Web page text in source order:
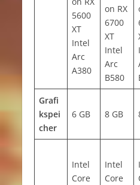
5600
XT
Intel
Arc
A380
on RX
6700
XT
Intel
Arc
B580
Grafi
kspei
cher
6 GB 8 GB
Intel
Core
Intel
Core